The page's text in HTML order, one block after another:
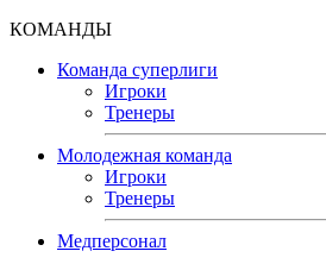
КОМАНДЫ
Команда суперлиги
Игроки
Тренеры
Молодежная команда
Игроки
Тренеры
Медперсонал